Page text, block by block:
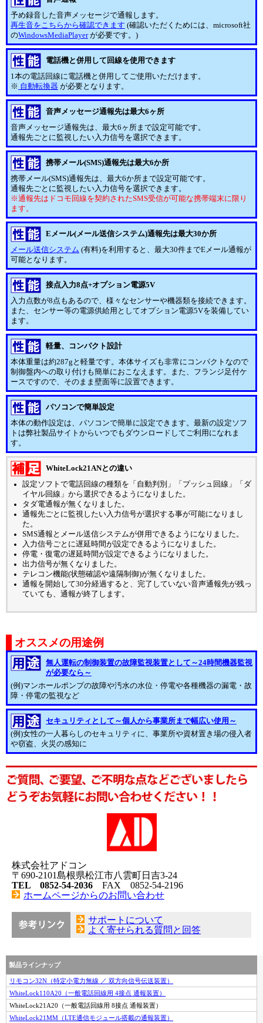
予め録音した音声メッセージで通報します。
再生音をこちらから確認できます (確認いただくためには、microsoft社
のWindowsMediaPlayerが必要です。)
電話機と併用して回線を使用できます
1本の電話回線に電話機と併用してご使用いただけます。
※ 自動転換器 が必要となります。
音声メッセージ通報先は最大6ヶ所
音声メッセージ通報先は、最大6ヶ所まで設定可能です。
通報先ごとに監視したい入力信号を選択できます。
携帯メール(SMS)通報先は最大6か所
携帯メール(SMS)通報先は、最大6か所まで設定可能です。
通報先ごとに監視したい入力信号を選択できます。
※通報先はドコモ回線を契約されたSMS受信が可能な携帯端末に限り
ます。
Eメール(メール送信システム)通報先は最大30か所
メール送信システム (有料)を利用すると、最大30件までEメール通報が
可能となります。
接点入力8点+オプション電源5V
入力点数が8点もあるので、様々なセンサーや機器類を接続できます。
また、センサー等の電源供給用としてオプション電源5Vを装備してい
ます。
軽量、コンパクト設計
本体重量は約287gと軽量です。本体サイズも非常にコンパクトなので
制御盤内への取り付けも簡単におこなえます。また、フランジ足付ケ
ースですので、そのまま壁面等に設置できます。
パソコンで簡単設定
本体の動作設定は、パソコンで簡単に設定できます。最新の設定ソフ
トは弊社製品サイトからいつでもダウンロードしてご利用になれま
す。
WhiteLock21ANとの違い
設定ソフトで電話回線の種類を「自動判別」「プッシュ回線」「ダ
イヤル回線」から選択できるようになりました。
タダ電通報が無くなりました。
通報先ごとに監視したい入力信号が選択する事が可能になりまし
た。
SMS通報とメール送信システムが併用できるようになりました。
入力信号ごとに遅延時間が設定できるようになりました。
停電・復電の遅延時間が設定できるようになりました。
出力信号が無くなりました。
テレコン機能(状態確認や遠隔制御)が無くなりました。
通報を開始して30分経過すると、完了していない音声通報先が残っ
ていても、通報が終了します。
オススメの用途例
無人運転の制御装置の故障監視装置として～24時間機器監視
が必要なら～
(例)マンホールポンプの故障や汚水の水位・停電や各種機器の漏電・故
障・停電の監視など
セキュリティとして～個人から事業所まで幅広い使用～
(例)女性の一人暮らしのセキュリティに、事業所や資材置き場の侵入者
や窃盗、火災の感知に
株式会社アドコン
〒690-2101島根県松江市八雲町日吉3-24
TEL 0852-54-2036 FAX 0852-54-2196
ホームページからのお問い合わせ
サポートについて
よく寄せられる質問と回答
製品ラインナップ
リモコン32N（特定小電力無線 ／ 双方向信号伝送装置）
WhiteLock110A20（一般電話回線用 4接点 通報装置）
WhiteLock21A20（一般電話回線用 8接点 通報装置）
WhiteLock21MM（LTE通信モジュール搭載の通報装置）